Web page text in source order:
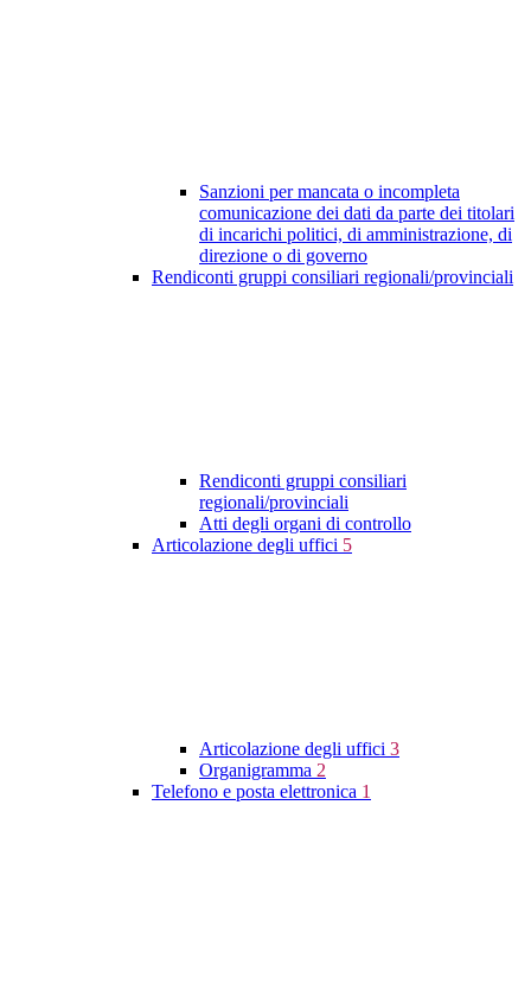
Sanzioni per mancata o incompleta
comunicazione dei dati da parte dei titolari
di incarichi politici, di amministrazione, di
direzione o di governo
Rendiconti gruppi consiliari regionali/provinciali
Rendiconti gruppi consiliari
regionali/provinciali
Atti degli organi di controllo
Articolazione degli uffici 5
Articolazione degli uffici 3
Organigramma 2
Telefono e posta elettronica 1